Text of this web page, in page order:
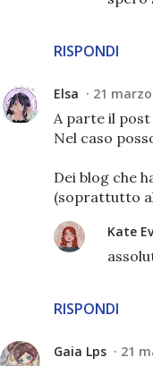
RISPONDI
Elsa 21
A parte il
Nel caso
Dei blog che
(soprattutto
RISPONDI
Kate
Gaia Lps 21